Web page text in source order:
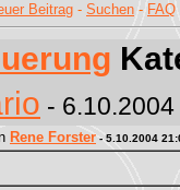
Beitrag - Suchen - FAQ
-
Rene Forster - 5.10.2004